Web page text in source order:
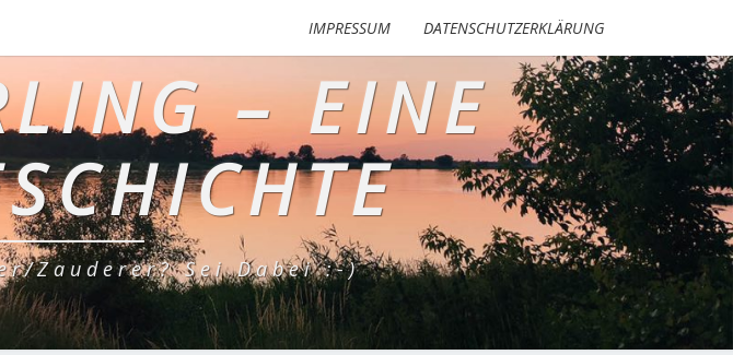
IMPRESSUM DATENSCHUTZERKLÄRUNG
– EINE
Zauderer? Sei Dabei :-)